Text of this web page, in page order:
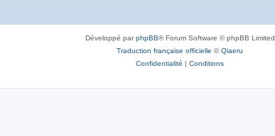
Développé parphpBB® Forum Software © phpBB Limited
Traduction française officielle ©Qiaeru
Confidentialité | Conditions